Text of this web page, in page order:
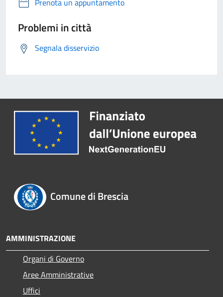
Prenota un appuntamento
Problemi in città
Segnala disservizio
Comune di Brescia
AMMINISTRAZIONE
Organi di Governo
Aree Amministrative
Uffici